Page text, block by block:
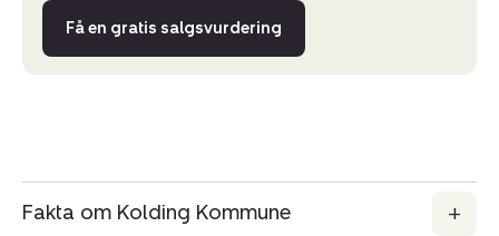
Få en gratis salgsvurdering
Fakta om Kolding Kommune